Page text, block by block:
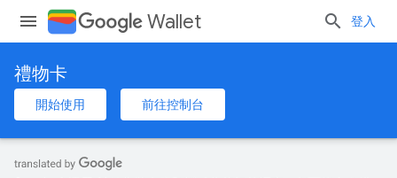
Wallet 登入
禮物卡
開始使用 前往控制台